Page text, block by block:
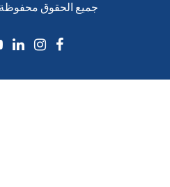
جميع الحقوق محفوظة ©